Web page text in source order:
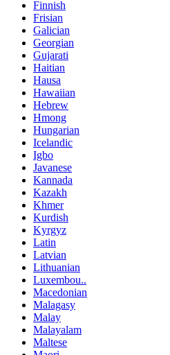
Finnish
Frisian
Galician
Georgian
Gujarati
Haitian
Hausa
Hawaiian
Hebrew
Hmong
Hungarian
Icelandic
Igbo
Javanese
Kannada
Kazakh
Khmer
Kurdish
Kyrgyz
Latin
Latvian
Lithuanian
Luxembou..
Macedonian
Malagasy
Malay
Malayalam
Maltese